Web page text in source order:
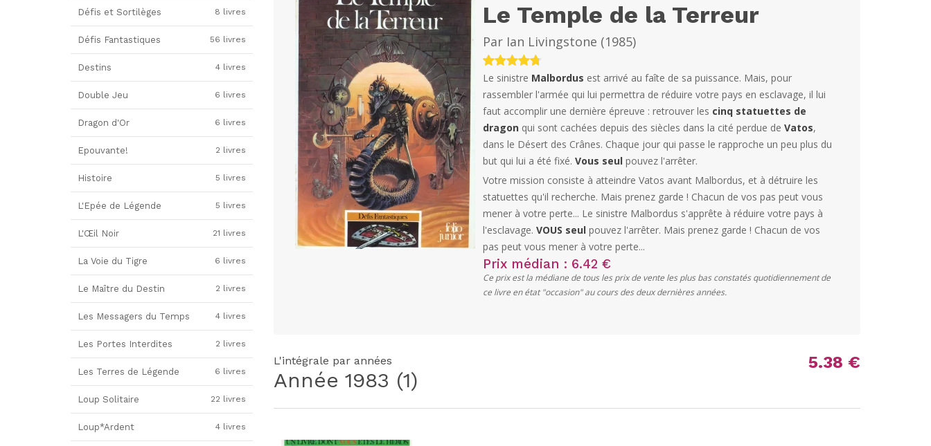
Le Temple de la Terreur
Par Ian Livingstone (1985)
Le sinistre Malbordus est arrivé au faîte de sa puissance. Mais, pour
rassembler l'armée qui lui permettra de réduire votre pays en esclavage, il lui
faut accomplir une dernière épreuve : retrouver les cinq statuettes de
dragon qui sont cachées depuis des siècles dans la cité perdue deVatos,
dans le Désert des Crânes. Chaque jour qui passe le rapproche un peu plus du
but qui lui a été fixé.Vous seul pouvez l'arrêter.
Votre mission consiste à atteindre Vatos avant Malbordus, et à détruire les
statuettes qu'il recherche. Mais prenez garde ! Chacun de vos pas peut vous
mener à votre perte... Le sinistre Malbordus s'apprête à réduire votre pays à
l'esclavage.VOUS seul pouvez l'arrêter. Mais prenez garde ! Chacun de vos
pas peut vous mener à votre perte...
Prix médian : 6.42 €
Ce prix est la médiane de tous les prix de vente les plus bas constatés quotidiennement de
ce livre en état "occasion" au cours des deux dernières années.
L'intégrale par années
Année 1983 (1)
5.38 €
Défis et Sortilèges 8 livres
Défis Fantastiques 56 livres
Destins 4 livres
Double Jeu 6 livres
Dragon d'Or 6 livres
Epouvante! 2 livres
Histoire 5 livres
L'Epée de Légende 5 livres
L'Œil Noir 21 livres
La Voie du Tigre 6 livres
Le Maître du Destin 2 livres
Les Messagers du Temps 4 livres
Les Portes Interdites 2 livres
Les Terres de Légende 6 livres
Loup Solitaire 22 livres
Loup*Ardent 4 livres